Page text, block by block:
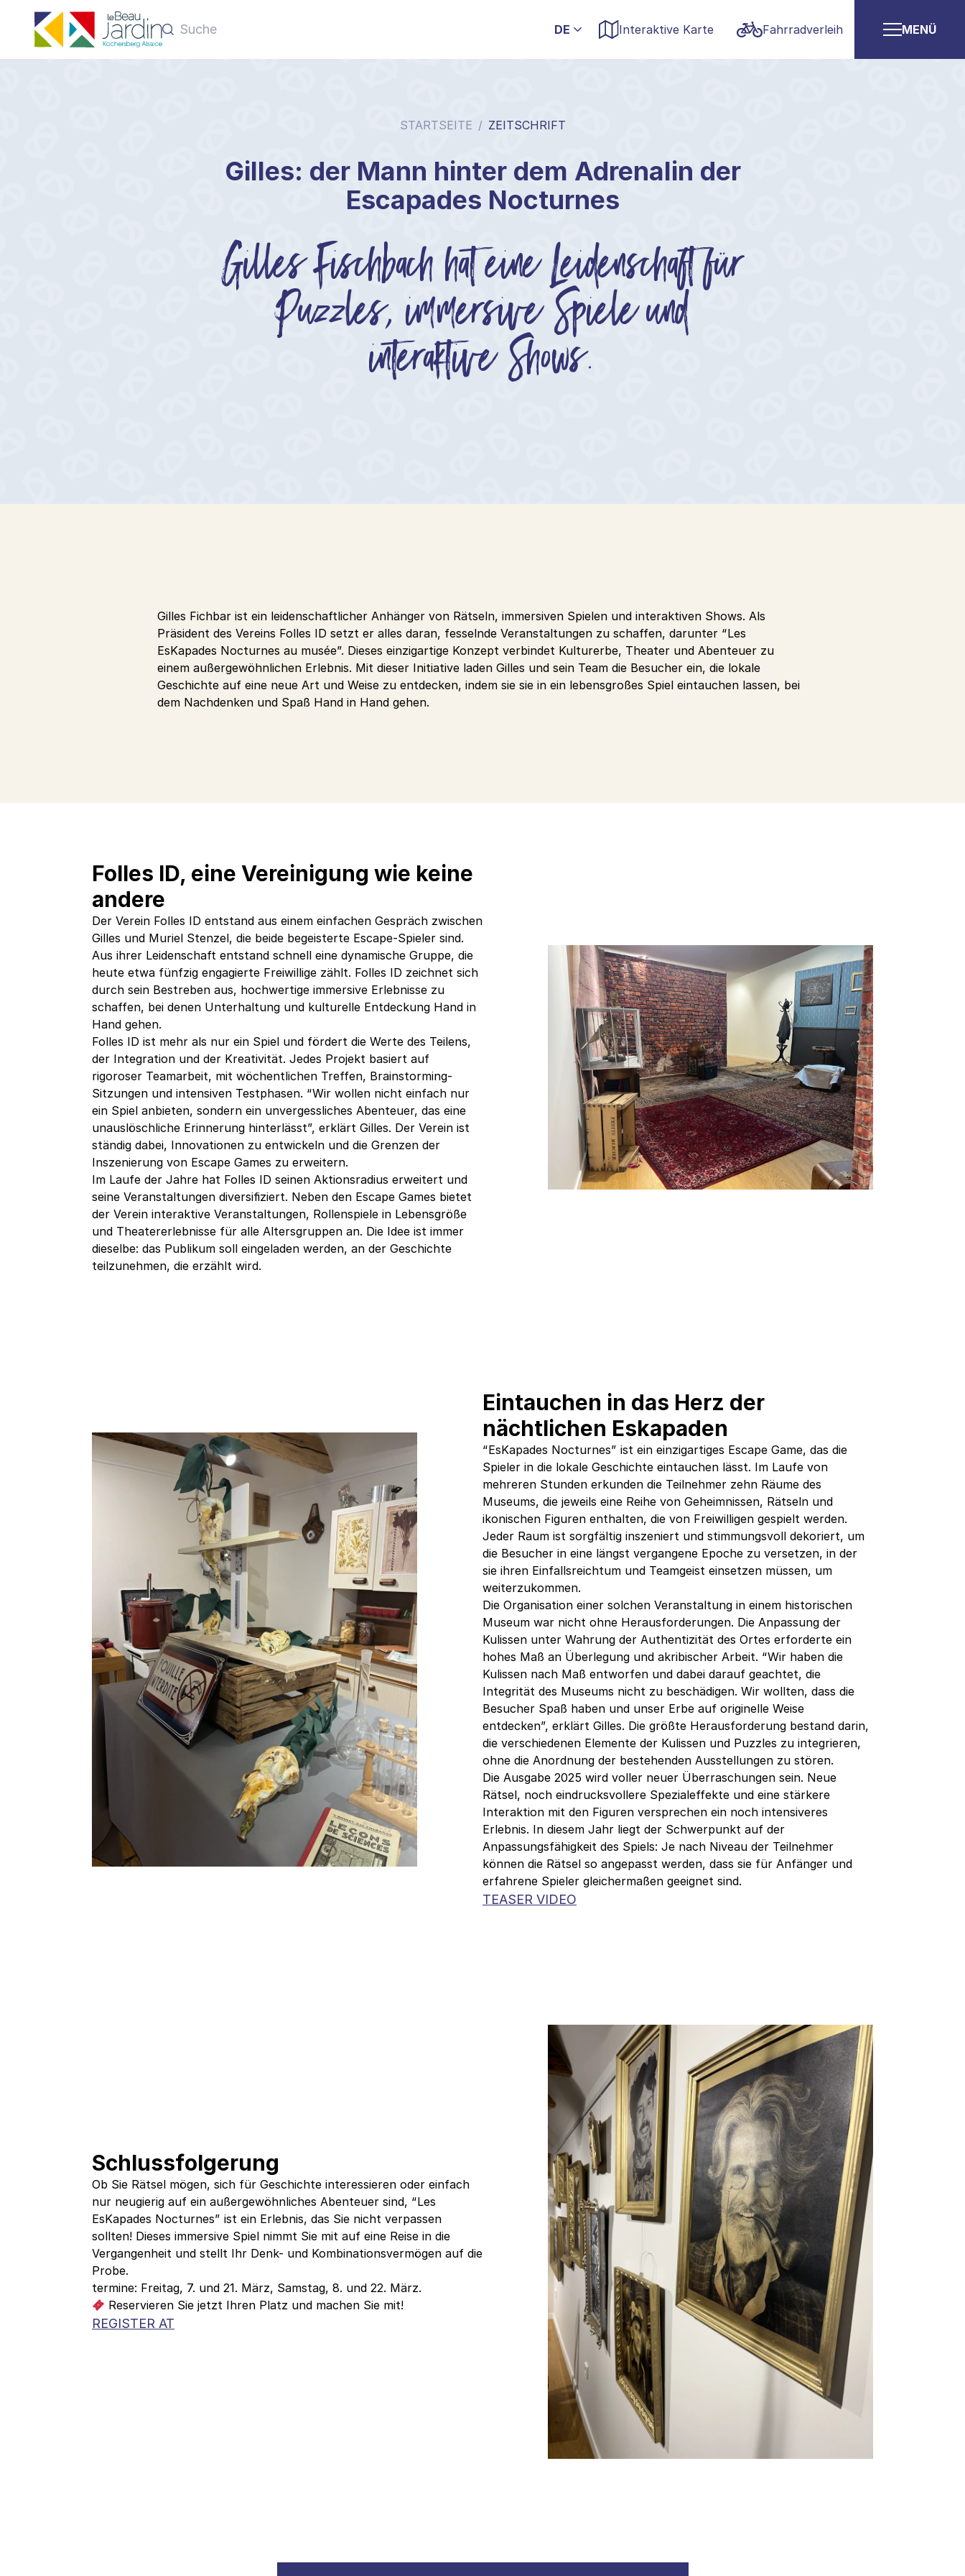
Interaktive Karte Fahrradverleih MENÜ
STARTSEITE / ZEITSCHRIFT
Gilles: der Mann hinter dem Adrenalin der
Escapades Nocturnes
Gilles Fischbach hat eine Leidenschaft für
Puzzles, immersive Spiele und
interaktive Shows.
Gilles Fichbar ist ein leidenschaftlicher Anhänger von Rätseln, immersiven Spielen und interaktiven Shows. Als
Präsident des Vereins Folles ID setzt er alles daran, fesselnde Veranstaltungen zu schaffen, darunter “Les
EsKapades Nocturnes au musée”. Dieses einzigartige Konzept verbindet Kulturerbe, Theater und Abenteuer zu
einem außergewöhnlichen Erlebnis. Mit dieser Initiative laden Gilles und sein Team die Besucher ein, die lokale
Geschichte auf eine neue Art und Weise zu entdecken, indem sie sie in ein lebensgroßes Spiel eintauchen lassen, bei
dem Nachdenken und Spaß Hand in Hand gehen.
Folles ID, eine Vereinigung wie keine
andere
Der Verein Folles ID entstand aus einem einfachen Gespräch zwischen
Gilles und Muriel Stenzel, die beide begeisterte Escape-Spieler sind.
Aus ihrer Leidenschaft entstand schnell eine dynamische Gruppe, die
heute etwa fünfzig engagierte Freiwillige zählt. Folles ID zeichnet sich
durch sein Bestreben aus, hochwertige immersive Erlebnisse zu
schaffen, bei denen Unterhaltung und kulturelle Entdeckung Hand in
Hand gehen.
Folles ID ist mehr als nur ein Spiel und fördert die Werte des Teilens,
der Integration und der Kreativität. Jedes Projekt basiert auf
rigoroser Teamarbeit, mit wöchentlichen Treffen, Brainstorming-
Sitzungen und intensiven Testphasen. “Wir wollen nicht einfach nur
ein Spiel anbieten, sondern ein unvergessliches Abenteuer, das eine
unauslöschliche Erinnerung hinterlässt”, erklärt Gilles. Der Verein ist
ständig dabei, Innovationen zu entwickeln und die Grenzen der
Inszenierung von Escape Games zu erweitern.
Im Laufe der Jahre hat Folles ID seinen Aktionsradius erweitert und
seine Veranstaltungen diversifiziert. Neben den Escape Games bietet
der Verein interaktive Veranstaltungen, Rollenspiele in Lebensgröße
und Theatererlebnisse für alle Altersgruppen an. Die Idee ist immer
dieselbe: das Publikum soll eingeladen werden, an der Geschichte
teilzunehmen, die erzählt wird.
Eintauchen in das Herz der
nächtlichen Eskapaden
“EsKapades Nocturnes” ist ein einzigartiges Escape Game, das die
Spieler in die lokale Geschichte eintauchen lässt. Im Laufe von
mehreren Stunden erkunden die Teilnehmer zehn Räume des
Museums, die jeweils eine Reihe von Geheimnissen, Rätseln und
ikonischen Figuren enthalten, die von Freiwilligen gespielt werden.
Jeder Raum ist sorgfältig inszeniert und stimmungsvoll dekoriert, um
die Besucher in eine längst vergangene Epoche zu versetzen, in der
sie ihren Einfallsreichtum und Teamgeist einsetzen müssen, um
weiterzukommen.
Die Organisation einer solchen Veranstaltung in einem historischen
Museum war nicht ohne Herausforderungen. Die Anpassung der
Kulissen unter Wahrung der Authentizität des Ortes erforderte ein
hohes Maß an Überlegung und akribischer Arbeit. “Wir haben die
Kulissen nach Maß entworfen und dabei darauf geachtet, die
Integrität des Museums nicht zu beschädigen. Wir wollten, dass die
Besucher Spaß haben und unser Erbe auf originelle Weise
entdecken”, erklärt Gilles. Die größte Herausforderung bestand darin,
die verschiedenen Elemente der Kulissen und Puzzles zu integrieren,
ohne die Anordnung der bestehenden Ausstellungen zu stören.
Die Ausgabe 2025 wird voller neuer Überraschungen sein. Neue
Rätsel, noch eindrucksvollere Spezialeffekte und eine stärkere
Interaktion mit den Figuren versprechen ein noch intensiveres
Erlebnis. In diesem Jahr liegt der Schwerpunkt auf der
Anpassungsfähigkeit des Spiels: Je nach Niveau der Teilnehmer
können die Rätsel so angepasst werden, dass sie für Anfänger und
erfahrene Spieler gleichermaßen geeignet sind.
TEASER VIDEO
Schlussfolgerung
Ob Sie Rätsel mögen, sich für Geschichte interessieren oder einfach
nur neugierig auf ein außergewöhnliches Abenteuer sind, “Les
EsKapades Nocturnes” ist ein Erlebnis, das Sie nicht verpassen
sollten! Dieses immersive Spiel nimmt Sie mit auf eine Reise in die
Vergangenheit und stellt Ihr Denk- und Kombinationsvermögen auf die
Probe.
termine: Freitag, 7. und 21. März, Samstag, 8. und 22. März.
Reservieren Sie jetzt Ihren Platz und machen Sie mit!
REGISTER AT